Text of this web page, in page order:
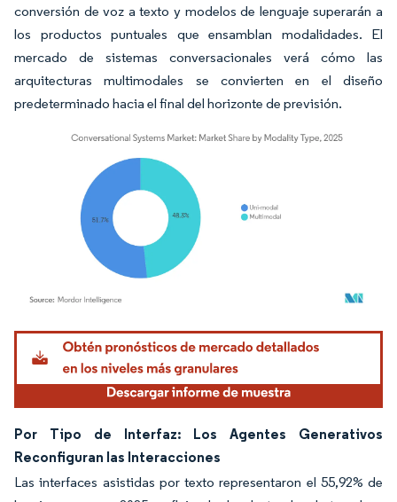
conversión de voz a texto y modelos de lenguaje superarán a
los productos puntuales que ensamblan modalidades. El
mercado de sistemas conversacionales verá cómo las
arquitecturas multimodales se convierten en el diseño
predeterminado hacia el final del horizonte de previsión.
Imagen © Mordor Intelligence. El uso requiere atribución según CC BY 4.0.
Por Tipo de Interfaz: Los Agentes Generativos
Reconfiguran las Interacciones
Las interfaces asistidas por texto representaron el 55,92% de